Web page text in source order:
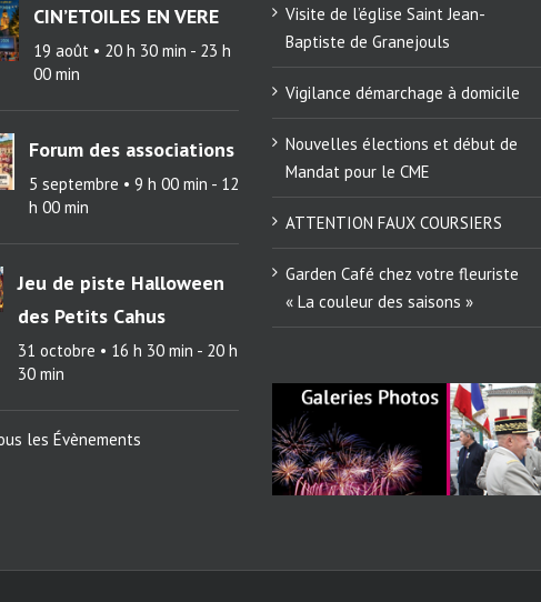
CIN’ETOILES EN VERE
19 août • 20 h 30 min - 23 h
00 min
Forum des associations
5 septembre • 9 h 00 min - 12
h 00 min
Jeu de piste Halloween
des Petits Cahus
31 octobre • 16 h 30 min - 20 h
30 min
les Évènements
Visite de l’église Saint Jean-
Baptiste de Granejouls
Vigilance démarchage à domicile
Nouvelles élections et début de
Mandat pour le CME
ATTENTION FAUX COURSIERS
Garden Café chez votre fleuriste
« La couleur des saisons »